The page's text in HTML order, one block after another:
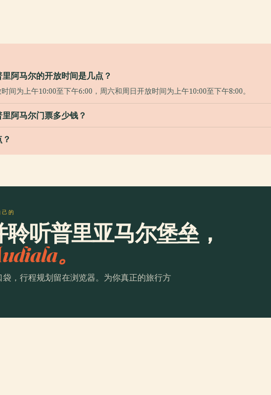
阿马尔的开放时间是几点？
间为上午10:00至下午6:00，周六和周日开放时间为上午10:00至下午8:00。
阿马尔门票多少钱？
的
听普里亚马尔堡垒，
。
，行程规划留在浏览器。为你真正的旅行方